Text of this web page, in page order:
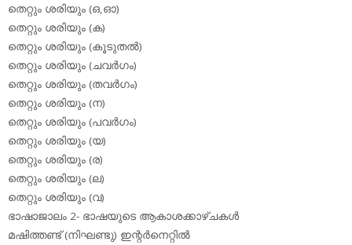
തെറ്റും ശരിയും (ഒ,ഓ)
തെറ്റും ശരിയും (ക)
തെറ്റും ശരിയും (കൂടുതല്‍)
തെറ്റും ശരിയും (ചവര്‍ഗം)
തെറ്റും ശരിയും (തവര്‍ഗം)
തെറ്റും ശരിയും (ന)
തെറ്റും ശരിയും (പവര്‍ഗം)
തെറ്റും ശരിയും (യ)
തെറ്റും ശരിയും (ര)
തെറ്റും ശരിയും (ല)
തെറ്റും ശരിയും (വ)
ഭാഷാജാലം 2- ഭാഷയുടെ ആകാശക്കാഴ്ചകള്‍
മഷിത്തണ്ട് (നിഘണ്ടു) ഇന്റര്‍നെറ്റില്‍